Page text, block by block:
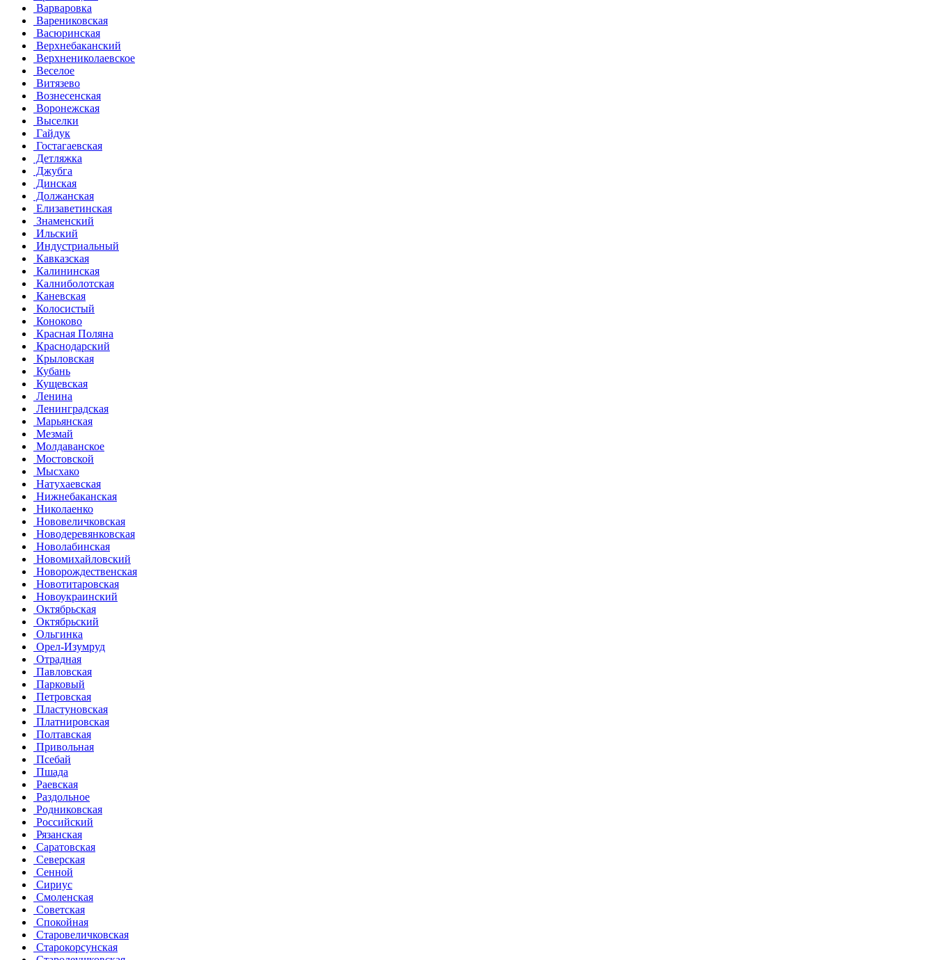
Варваровка
Варениковская
Васюринская
Верхнебаканский
Верхнениколаевское
Веселое
Витязево
Вознесенская
Воронежская
Выселки
Гайдук
Гостагаевская
Детляжка
Джубга
Динская
Должанская
Елизаветинская
Знаменский
Ильский
Индустриальный
Кавказская
Калининская
Калниболотская
Каневская
Колосистый
Коноково
Красная Поляна
Краснодарский
Крыловская
Кубань
Кущевская
Ленина
Ленинградская
Марьянская
Мезмай
Молдаванское
Мостовской
Мысхако
Натухаевская
Нижнебаканская
Николаенко
Нововеличковская
Новодеревянковская
Новолабинская
Новомихайловский
Новорождественская
Новотитаровская
Новоукраинский
Октябрьская
Октябрьский
Ольгинка
Орел-Изумруд
Отрадная
Павловская
Парковый
Петровская
Пластуновская
Платнировская
Полтавская
Привольная
Псебай
Пшада
Раевская
Раздольное
Родниковская
Российский
Рязанская
Саратовская
Северская
Сенной
Сириус
Смоленская
Советская
Спокойная
Старовеличковская
Старокорсунская